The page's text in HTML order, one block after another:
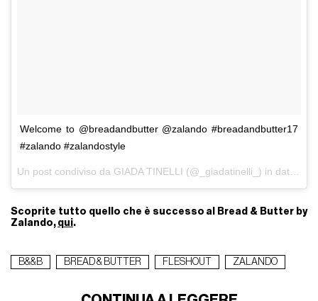
Welcome to @breadandbutter @zalando #breadandbutter17
#zalando #zalandostyle
Un post condiviso da GIADA TINELLI (@_giadatinelli_) in data:
Scoprite tutto quello che è successo al Bread & Butter by
Zalando, qui.
B&&B BREAD & BUTTER FLESHOUT ZALANDO